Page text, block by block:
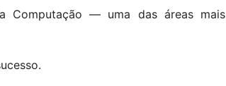
Computação — uma das áreas mais